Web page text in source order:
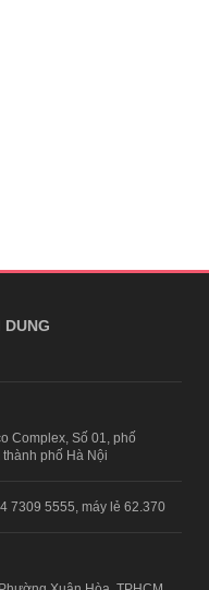
DUNG
Complex, Số 01, phố
phố Hà Nội
7309 5555, máy lẻ 62.370